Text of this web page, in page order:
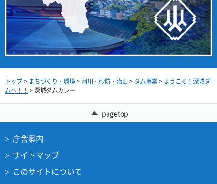
トップ> まちづくり・環境>河川・砂防・治山> ダム事業> ようこそ！深城ダ
ムへ！！ > 深城ダムカレー
pagetop
庁舎案内
サイトマップ
このサイトについて